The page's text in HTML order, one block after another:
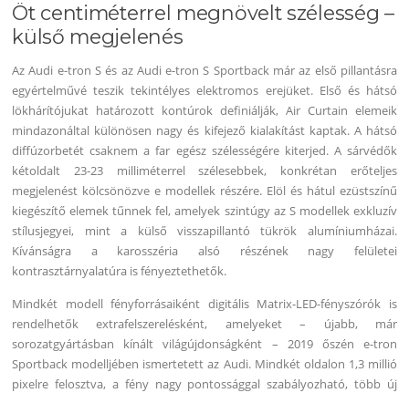
Öt centiméterrel megnövelt szélesség –
külső megjelenés
Az Audi e-tron S és az Audi e-tron S Sportback már az első pillantásra
egyértelművé teszik tekintélyes elektromos erejüket. Első és hátsó
lökhárítójukat határozott kontúrok definiálják, Air Curtain elemeik
mindazonáltal különösen nagy és kifejező kialakítást kaptak. A hátsó
diffúzorbetét csaknem a far egész szélességére kiterjed. A sárvédők
kétoldalt 23-23 milliméterrel szélesebbek, konkrétan erőteljes
megjelenést kölcsönözve e modellek részére. Elöl és hátul ezüstszínű
kiegészítő elemek tűnnek fel, amelyek szintúgy az S modellek exkluzív
stílusjegyei, mint a külső visszapillantó tükrök alumíniumházai.
Kívánságra a karosszéria alsó részének nagy felületei
kontrasztárnyalatúra is fényeztethetők.
Mindkét modell fényforrásaiként digitális Matrix-LED-fényszórók is
rendelhetők extrafelszerelésként, amelyeket – újabb, már
sorozatgyártásban kínált világújdonságként – 2019 őszén e-tron
Sportback modelljében ismertetett az Audi. Mindkét oldalon 1,3 millió
pixelre felosztva, a fény nagy pontossággal szabályozható, több új